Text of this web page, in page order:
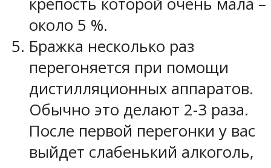
около 5 %.
Бражка несколько раз
перегоняется при помощи
дистилляционных аппаратов.
Обычно это делают 2-3 раза.
После первой перегонки у вас
выйдет слабенький алкоголь,